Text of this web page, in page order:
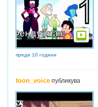
преди 10 години
toon_voice публикува